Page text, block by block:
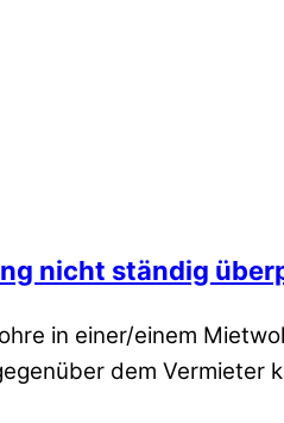
nicht ständig
in einer/einem
dem